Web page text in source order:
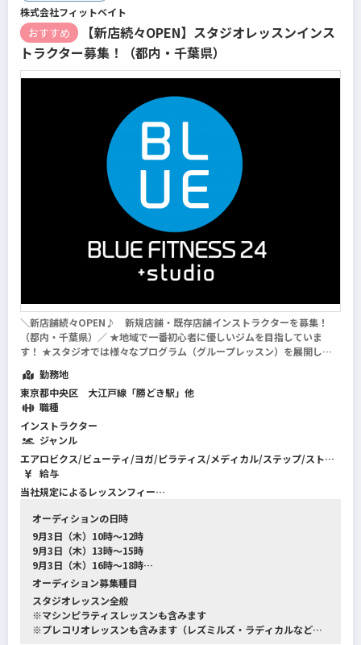
株式会社フィットベイト
おすすめ
【新店続々OPEN】スタジオレッスンインス
トラクター募集！（都内・千葉県）
＼新店舗続々OPEN♪ 新規店舗・既存店舗インストラクターを募集！
（都内・千葉県）／ ★地域で一番初心者に優しいジムを目指していま
す！ ★スタジオでは様々なプログラム（グループレッスン）を展開し、
しい施設・最新の設備でイチからレッスン...
勤務地
東京都中央区 大江戸線「勝どき駅」他
職種
インストラクター
ジャンル
エアロビクス/ビューティ/ヨガ/ピラティス/メディカル/ステップ/ストレ
ッチ/ダンス全般/シニア・介護予防/格闘系/カルチャー系/キッズ/その他/
筋力トレーニング/プレコリオ/機能改善系/フィットネス全般
給与
当社規定によるレッスンフィー
4,000～8,000円/60分
※スタジオレッスンのレギュラーレッスンは30分間～60分間程の依頼と
なります。
※交通費支給（上限あり）
※併設スタジオでは当社が運営するOLUTANApilatesも展開しておりま
こちらも下記の通りピラティスインストラクターを募集しております。
（ピラティスレッスンを実施したことが無い方でも大丈夫です。当社のス
タッフが養成します）
オーディションの日時
9月3日（木）10時～12時
9月3日（木）13時～15時
9月3日（木）16時～18時
9月12日（土）17時～19時
9月17日（木）10時～12時
9月17日（木）13時～15時
9月17日（木）16時～18時
オーディション募集種目
スタジオレッスン全般
※マシンピラティスレッスンも含みます
※プレコリオレッスンも含みます（レズミルズ・ラディカルなど）